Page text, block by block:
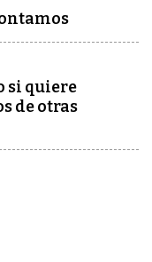
si quiere
de otras